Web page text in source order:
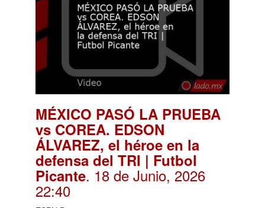
MÉXICO PASÓ LA PRUEBA
vs COREA. EDSON
ÁLVAREZ, el héroe en la
defensa del TRI | Futbol
Picante. 18 de Junio, 2026
22:40